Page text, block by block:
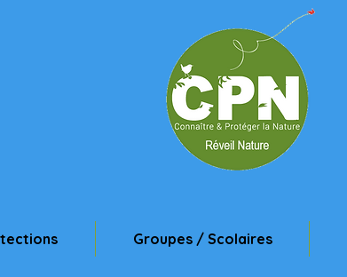
Groupes / Scolaires